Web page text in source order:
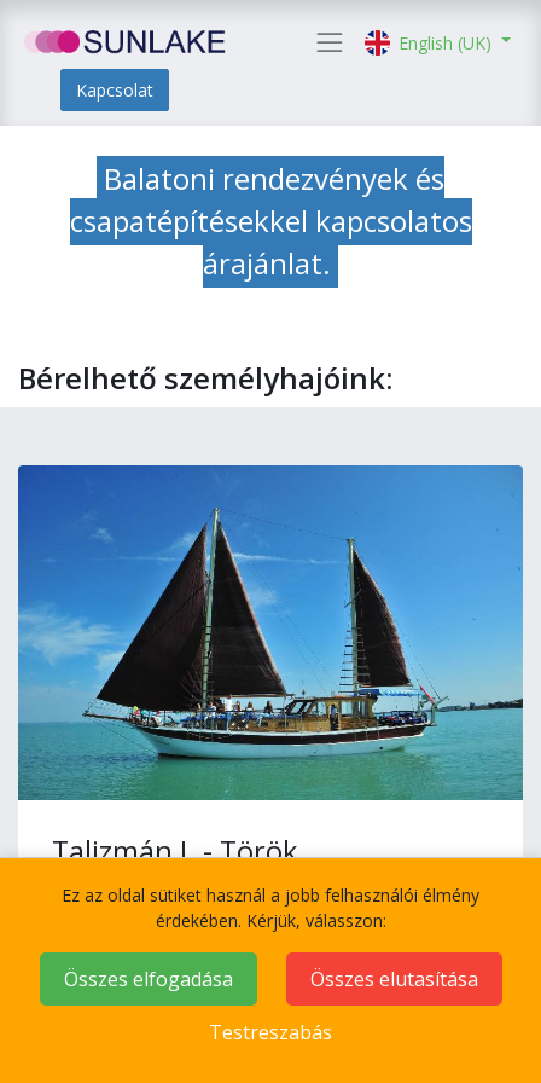
English (UK)
Kapcsolat
Balatoni rendezvények és
csapatépítésekkel kapcsolatos
árajánlat.
Bérelhető személyhajóink:
Talizmán I. - Török
Bérleti díja: 69.000 Ft + Áfa / óra
Ez az oldal sütiket használ a jobb felhasználói élmény
érdekében. Kérjük, válasszon:
Összes elfogadása
Összes elutasítása
Testreszabás